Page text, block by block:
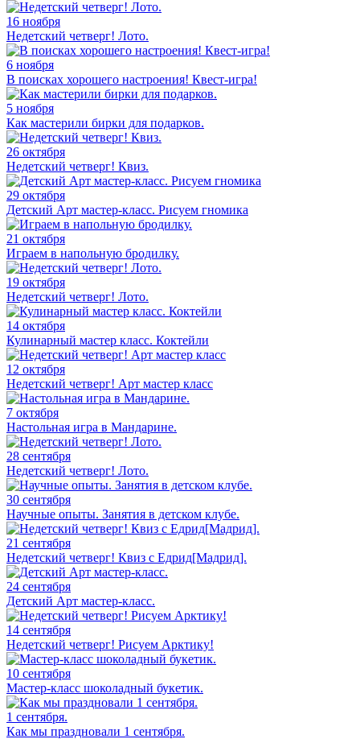
16 ноября
Недетский четверг! Лото.
6 ноября
В поисках хорошего настроения! Квест-игра!
5 ноября
Как мастерили бирки для подарков.
26 октября
Недетский четверг! Квиз.
29 октября
Детский Арт мастер-класс. Рисуем гномика
21 октября
Играем в напольную бродилку.
19 октября
Недетский четверг! Лото.
14 октября
Кулинарный мастер класс. Коктейли
12 октября
Недетский четверг! Арт мастер класс
7 октября
Настольная игра в Мандарине.
28 сентября
Недетский четверг! Лото.
30 сентября
Научные опыты. Занятия в детском клубе.
21 сентября
Недетский четверг! Квиз с Едрид[Мадрид].
24 сентября
Детский Арт мастер-класс.
14 сентября
Недетский четверг! Рисуем Арктику!
10 сентября
Мастер-класс шоколадный букетик.
1 сентября.
Как мы праздновали 1 сентября.